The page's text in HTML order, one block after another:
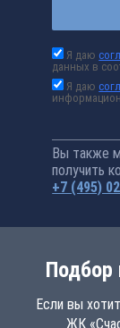
Я даю
данных в
Я даю
Вы также
получить
+7 (495)
Подбор
Если вы
ЖК